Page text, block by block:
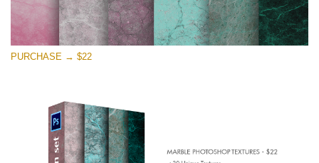
Large 6000*4000px
Download Grátis
PURCHASE → $22